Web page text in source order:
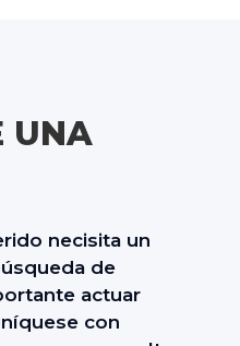
UNA
necisita un
de
actuar
con